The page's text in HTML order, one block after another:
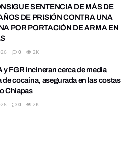
SENTENCIA DE MÁS DE
DE PRISIÓN CONTRA UNA
POR PORTACIÓN DE ARMA EN
0 2K
y FGR incineran cerca de media
de cocaína, asegurada en las costas
Chiapas
0 2K